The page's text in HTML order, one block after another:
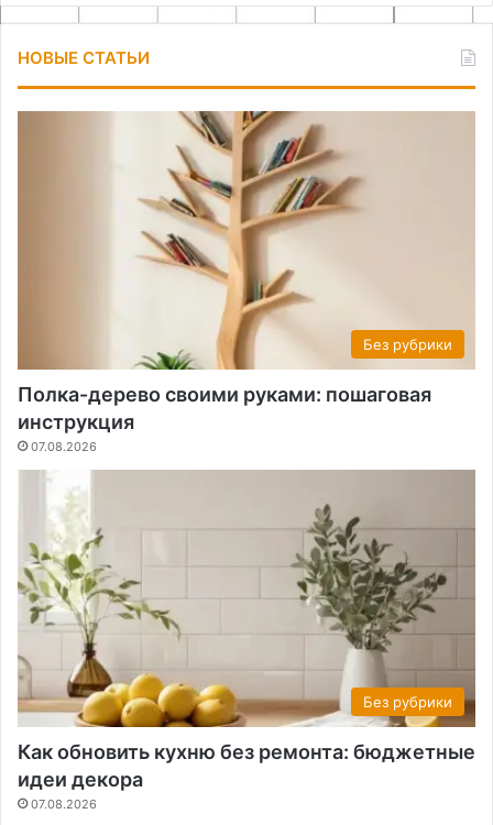
НОВЫЕ СТАТЬИ
Без рубрики
Полка-дерево своими руками: пошаговая
инструкция
07.08.2026
Без рубрики
Как обновить кухню без ремонта: бюджетные
идеи декора
07.08.2026